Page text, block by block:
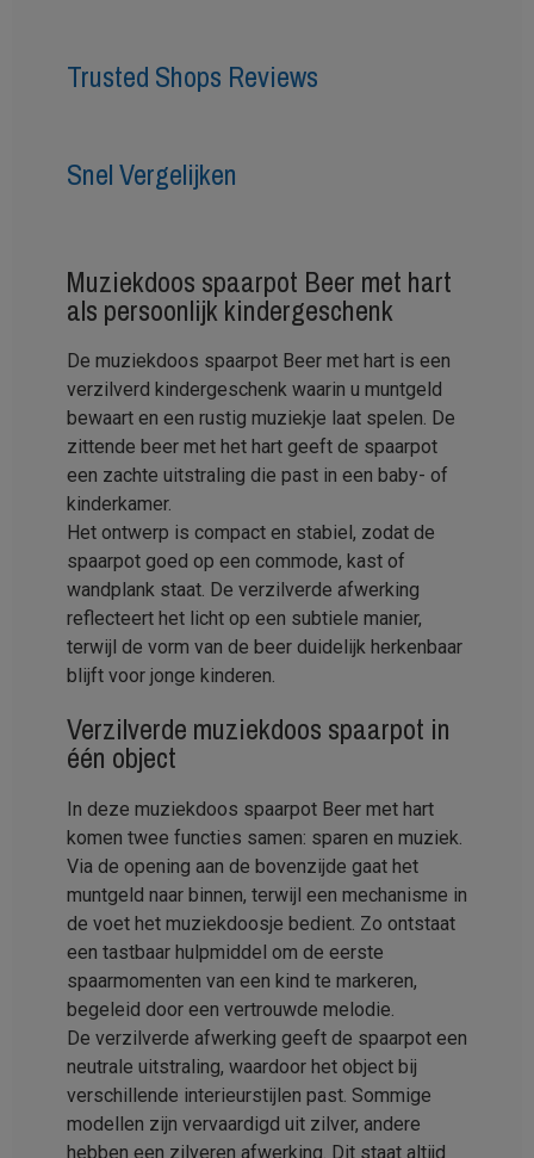
Trusted Shops Reviews
Snel Vergelijken
Muziekdoos spaarpot Beer met hart
als persoonlijk kindergeschenk
De muziekdoos spaarpot Beer met hart is een
verzilverd kindergeschenk waarin u muntgeld
bewaart en een rustig muziekje laat spelen. De
zittende beer met het hart geeft de spaarpot
een zachte uitstraling die past in een baby- of
kinderkamer.
Het ontwerp is compact en stabiel, zodat de
spaarpot goed op een commode, kast of
wandplank staat. De verzilverde afwerking
reflecteert het licht op een subtiele manier,
terwijl de vorm van de beer duidelijk herkenbaar
blijft voor jonge kinderen.
Verzilverde muziekdoos spaarpot in
één object
In deze muziekdoos spaarpot Beer met hart
komen twee functies samen: sparen en muziek.
Via de opening aan de bovenzijde gaat het
muntgeld naar binnen, terwijl een mechanisme in
de voet het muziekdoosje bedient. Zo ontstaat
een tastbaar hulpmiddel om de eerste
spaarmomenten van een kind te markeren,
begeleid door een vertrouwde melodie.
De verzilverde afwerking geeft de spaarpot een
neutrale uitstraling, waardoor het object bij
verschillende interieurstijlen past. Sommige
modellen zijn vervaardigd uit zilver, andere
hebben een zilveren afwerking. Dit staat altijd